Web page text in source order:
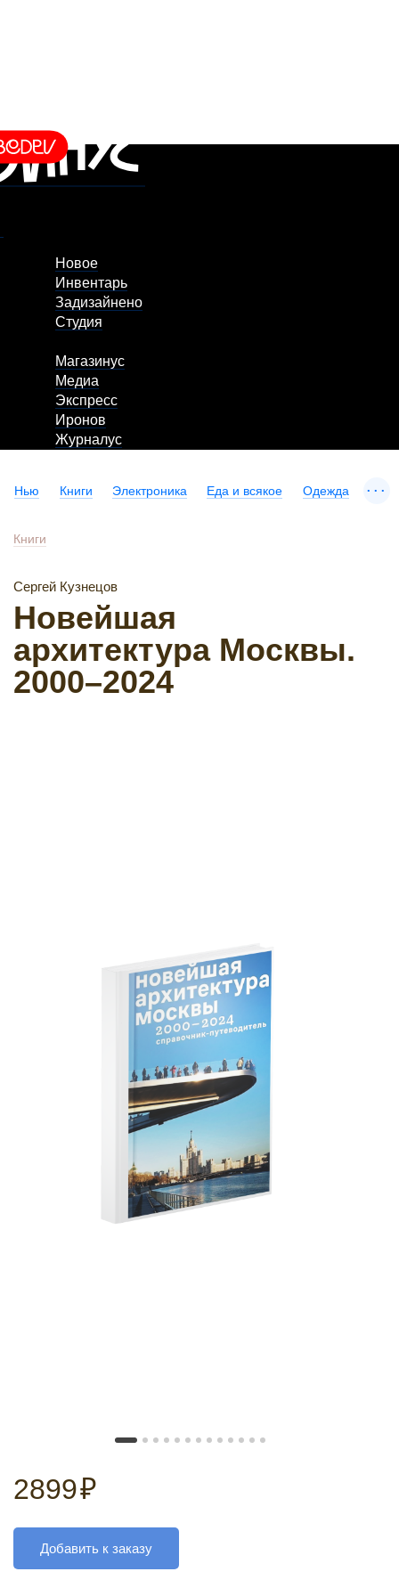
Новое
Инвентарь
Задизайнено
Студия
Магазинус
Медиа
Экспресс
Иронов
Журналус
Нью Книги Электроника Еда и всякое Одежда ...
Книги
Сергей Кузнецов
Новейшая
архитектура Москвы.
2000–2024
2899₽
Добавить к заказу